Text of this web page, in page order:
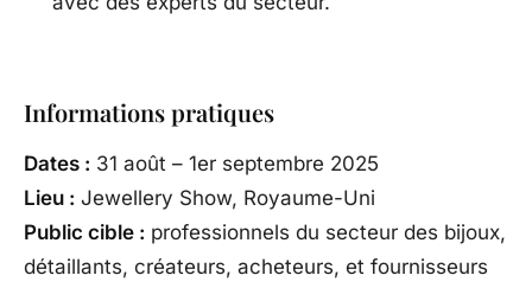
Informations pratiques
Dates : 31 août – 1er septembre 2025
Lieu : Jewellery Show, Royaume-Uni
Public cible : professionnels du secteur des bijoux,
détaillants, créateurs, acheteurs, et fournisseurs